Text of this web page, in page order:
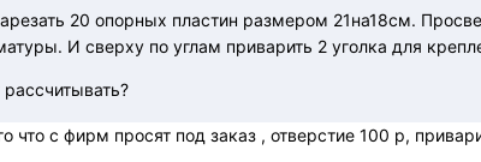
20 опорных пластин размером 21на18см.
И сверху по углам приварить 2 уголка для
что с фирм просят под заказ , отверстие 100 р,